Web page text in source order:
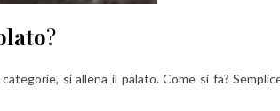
?
si allena il palato. Come si fa?